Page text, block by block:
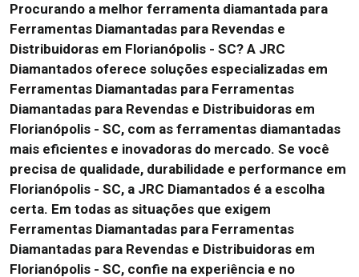
Procurando a melhor ferramenta diamantada para
Ferramentas Diamantadas para Revendas e
Distribuidoras em Florianópolis - SC? A JRC
Diamantados oferece soluções especializadas em
Ferramentas Diamantadas para Ferramentas
Diamantadas para Revendas e Distribuidoras em
Florianópolis - SC, com as ferramentas diamantadas
mais eficientes e inovadoras do mercado. Se você
precisa de qualidade, durabilidade e performance em
Florianópolis - SC, a JRC Diamantados é a escolha
certa. Em todas as situações que exigem
Ferramentas Diamantadas para Ferramentas
Diamantadas para Revendas e Distribuidoras em
Florianópolis - SC, confie na experiência e no